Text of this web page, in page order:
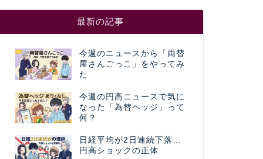
最新の記事
今週のニュースから「両替
屋さんごっこ」をやってみ
た
今週の円高ニュースで気に
なった「為替ヘッジ」って
何？
日経平均が2日連続下落…
円高ショックの正体